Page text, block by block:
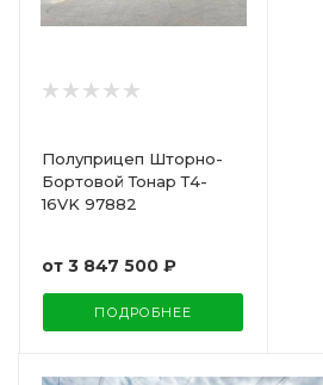
Полуприцеп Шторно-
Бортовой Тонар Т4-
16VK 97882
от 3 847 500 ₽
ПОДРОБНЕЕ